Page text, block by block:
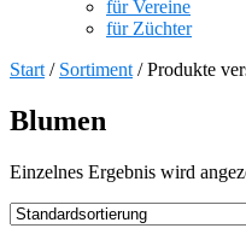
für Vereine
für Züchter
Start / Sortiment / Produkte
Blumen
Einzelnes Ergebnis wird